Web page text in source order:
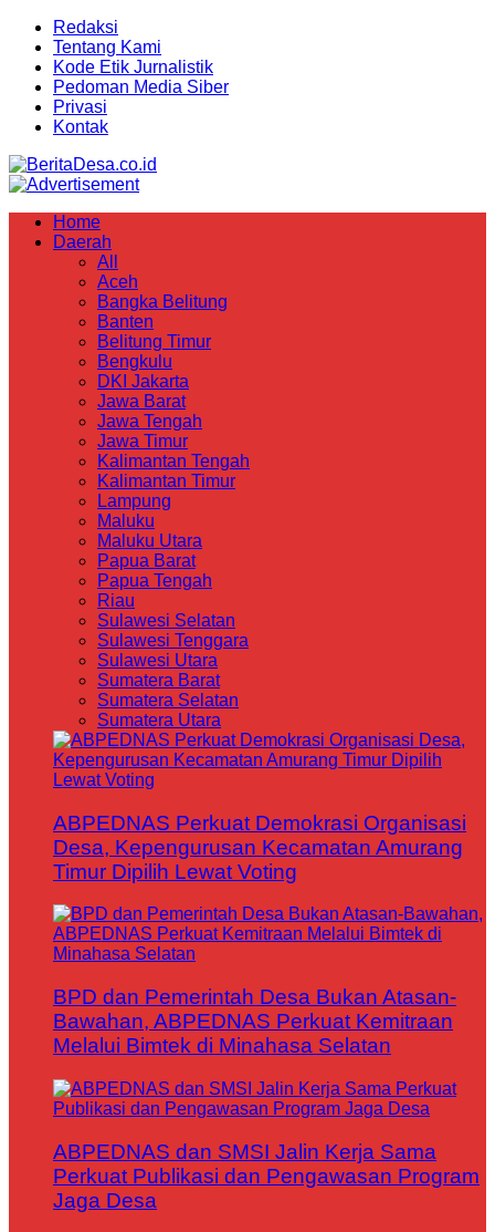
Redaksi
Tentang Kami
Kode Etik Jurnalistik
Pedoman Media Siber
Privasi
Kontak
Home
Daerah
All
Aceh
Bangka Belitung
Banten
Belitung Timur
Bengkulu
DKI Jakarta
Jawa Barat
Jawa Tengah
Jawa Timur
Kalimantan Tengah
Kalimantan Timur
Lampung
Maluku
Maluku Utara
Papua Barat
Papua Tengah
Riau
Sulawesi Selatan
Sulawesi Tenggara
Sulawesi Utara
Sumatera Barat
Sumatera Selatan
Sumatera Utara
ABPEDNAS Perkuat Demokrasi Organisasi
Desa, Kepengurusan Kecamatan Amurang
Timur Dipilih Lewat Voting
BPD dan Pemerintah Desa Bukan Atasan-
Bawahan, ABPEDNAS Perkuat Kemitraan
Melalui Bimtek di Minahasa Selatan
ABPEDNAS dan SMSI Jalin Kerja Sama
Perkuat Publikasi dan Pengawasan Program
Jaga Desa